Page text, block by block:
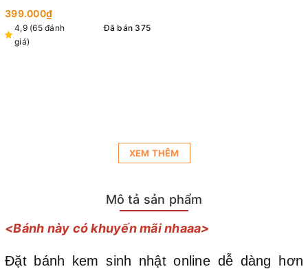
tế
399.000₫
4,9 (65 đánh
giá)
Đã bán 375
XEM THÊM
Mô tả sản phẩm
<Bánh này có khuyến mãi nhaaa>
Đặt bánh kem sinh nhật online dễ dàng hơn